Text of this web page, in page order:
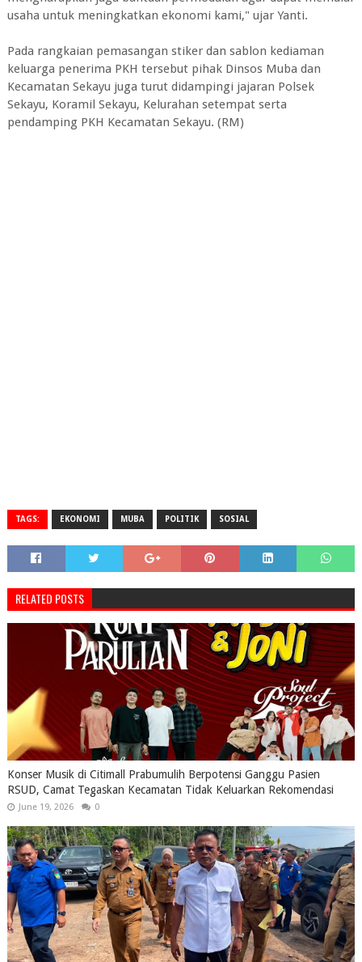
usaha untuk meningkatkan ekonomi kami," ujar Yanti.
Pada rangkaian pemasangan stiker dan sablon kediaman
keluarga penerima PKH tersebut pihak Dinsos Muba dan
Kecamatan Sekayu juga turut didampingi jajaran Polsek
Sekayu, Koramil Sekayu, Kelurahan setempat serta
pendamping PKH Kecamatan Sekayu. (RM)
TAGS: EKONOMI MUBA POLITIK SOSIAL
RELATED POSTS
Konser Musik di Citimall Prabumulih Berpotensi Ganggu Pasien
RSUD, Camat Tegaskan Kecamatan Tidak Keluarkan Rekomendasi
June 19, 2026 0